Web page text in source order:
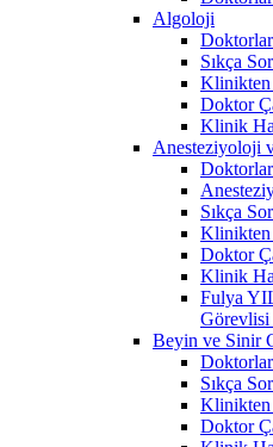
Algoloji
Sıkça
Klinikten
Doktor
Klinik
Anesteziyoloji
Sıkça
Klinikten
Doktor
Klinik
Fulya
Görevlisi
Beyin ve Sinir
Sıkça
Klinikten
Doktor